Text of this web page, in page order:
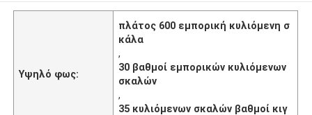
Υψηλό φως:
πλάτος 600 εμπορική κυλιόμενη σ
κάλα
,
30 βαθμοί εμπορικών κυλιόμενων
σκαλών
,
35 κυλιόμενων σκαλών βαθμοί κιγ